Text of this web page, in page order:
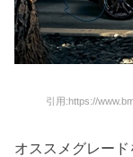
引用:https://
オススメグレー